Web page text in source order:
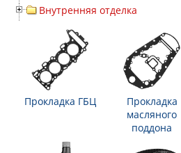
Внутренняя отделка
Прокладка ГБЦ
Прокладка
масляного
поддона